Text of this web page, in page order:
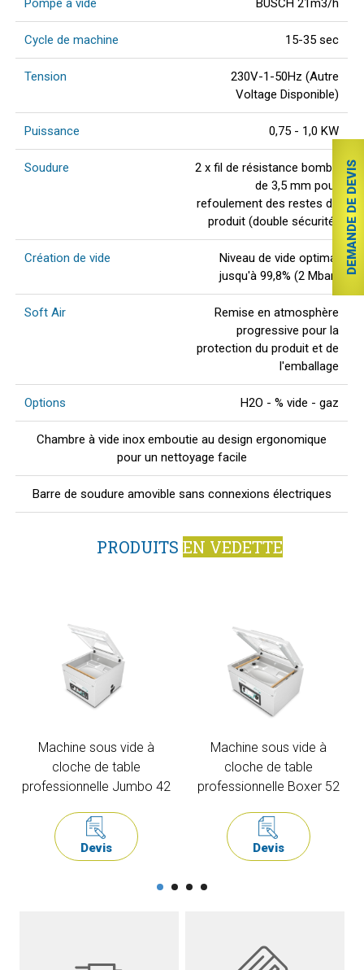
DEMANDE DE DEVIS
Cycle de machine 15-35 sec
Tension
230V-1-50Hz (Autre
Voltage Disponible)
Puissance 0,75 - 1,0 KW
Soudure
2 x fil de résistance bombé
de 3,5 mm pour
refoulement des restes de
produit (double sécurité)
Création de vide
Niveau de vide optimal
jusqu'à 99,8% (2 Mbar)
Soft Air
Remise en atmosphère
progressive pour la
protection du produit et de
l'emballage
Options H2O - % vide - gaz
Chambre à vide inox emboutie au design ergonomique
pour un nettoyage facile
Barre de soudure amovible sans connexions électriques
PRODUITSEN VEDETTE
Machine sous vide à
cloche de table
professionnelle Jumbo 42
Devis
Machine sous vide à
cloche de table
professionnelle Boxer 52
Devis